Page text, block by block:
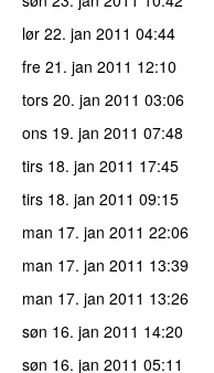
lør 22. jan 2011 04:44
fre 21. jan 2011 12:10
tors 20. jan 2011 03:06
ons 19. jan 2011 07:48
tirs 18. jan 2011 17:45
tirs 18. jan 2011 09:15
man 17. jan 2011 22:06
man 17. jan 2011 13:39
man 17. jan 2011 13:26
søn 16. jan 2011 14:20
søn 16. jan 2011 05:11